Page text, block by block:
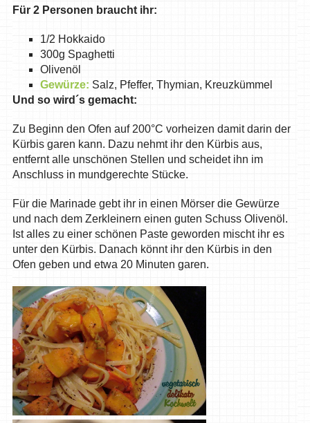
Für 2 Personen braucht ihr:
1/2 Hokkaido
300g Spaghetti
Olivenöl
Gewürze: Salz, Pfeffer, Thymian, Kreuzkümmel
Und so wird´s gemacht:
Zu Beginn den Ofen auf 200°C vorheizen damit darin der
Kürbis garen kann. Dazu nehmt ihr den Kürbis aus,
entfernt alle unschönen Stellen und scheidet ihn im
Anschluss in mundgerechte Stücke.
Für die Marinade gebt ihr in einen Mörser die Gewürze
und nach dem Zerkleinern einen guten Schuss Olivenöl.
Ist alles zu einer schönen Paste geworden mischt ihr es
unter den Kürbis. Danach könnt ihr den Kürbis in den
Ofen geben und etwa 20 Minuten garen.